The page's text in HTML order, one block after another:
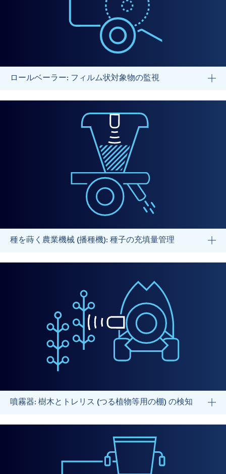
ロールベーラー: フィルム状対象物の監視
種を蒔く農業機械 (播種機): 種子の充填量管理
噴霧器: 樹木とトレリス (つる植物等用の棚) の検知